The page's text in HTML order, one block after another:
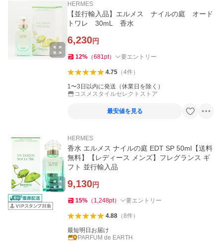
HERMES
【並行輸入品】エルメス ナイルの庭 オード
トワレ 30mL 香水
6,230円
12% （681pt） 要エントリー
4.75（4件）
1〜3日以内に発送（休業日を除く）
コスメスタイルセレクトストア
最安値を見る
HERMES
香水 エルメス ナイルの庭 EDT SP 50ml【送料
無料】【レディース メンズ】フレグランス ギ
フト 並行輸入品
9,130円
15% （ 1,248pt） 要エントリー
4.88（8件）
最短明日お届け
PARFUM de EARTH